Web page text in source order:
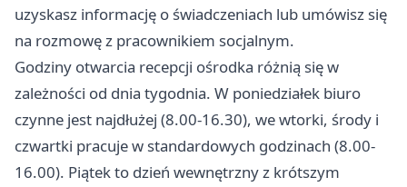
uzyskasz informację o świadczeniach lub umówisz się
na rozmowę z pracownikiem socjalnym.
Godziny otwarcia recepcji ośrodka różnią się w
zależności od dnia tygodnia. W poniedziałek biuro
czynne jest najdłużej (8.00-16.30), we wtorki, środy i
czwartki pracuje w standardowych godzinach (8.00-
16.00). Piątek to dzień wewnętrzny z krótszym